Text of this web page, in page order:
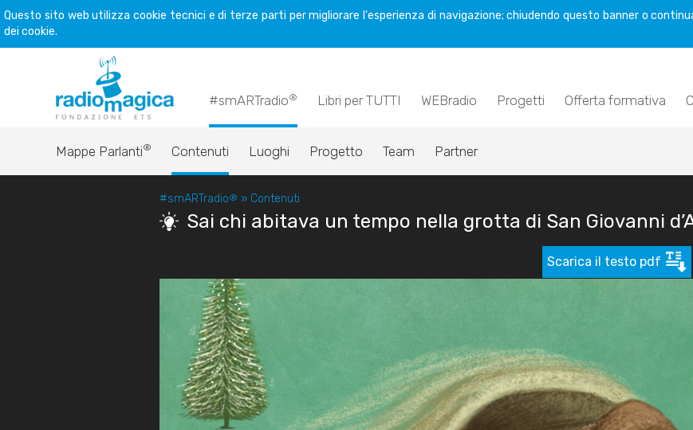
Questo sito web utilizza cookie tecnici e di terze parti per migliorare l'esperienza di navigazione; chiudendo questo banner o
dei cookie.
#smARTradio® Libri per TUTTI WEBradio Progetti Offerta formativa
Mappe Parlanti® Contenuti Luoghi Progetto Team Partner
#smARTradio® » Contenuti
Sai chi abitava un tempo nella grotta di San Giovanni
Scarica il testo pdf